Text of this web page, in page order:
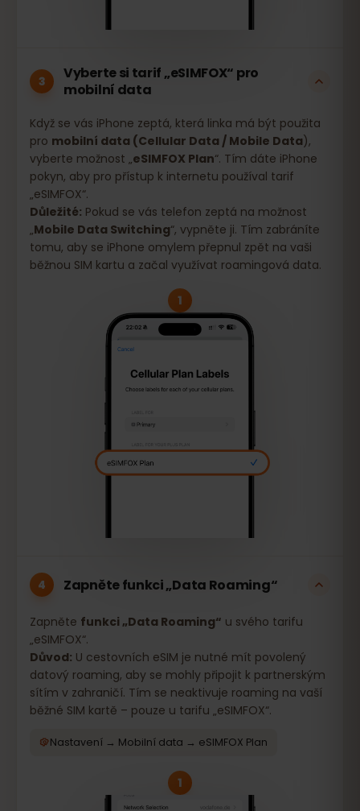
3
Vyberte si tarif „eSIMFOX“ pro
mobilní data
Když se vás iPhone zeptá, která linka má být použita
pro mobilní data (Cellular Data / Mobile Data),
vyberte možnost „eSIMFOX Plan“. Tím dáte iPhone
pokyn, aby pro přístup k internetu používal tarif
„eSIMFOX“.
Důležité: Pokud se vás telefon zeptá na možnost
„Mobile Data Switching“, vypněte ji. Tím zabráníte
tomu, aby se iPhone omylem přepnul zpět na vaši
běžnou SIM kartu a začal využívat roamingová data.
1
4 Zapněte funkci „Data Roaming“
Zapněte funkci „Data Roaming“ u svého tarifu
„eSIMFOX“.
Důvod: U cestovních eSIM je nutné mít povolený
datový roaming, aby se mohly připojit k partnerským
sítím v zahraničí. Tím se neaktivuje roaming na vaší
běžné SIM kartě – pouze u tarifu „eSIMFOX“.
Nastavení → Mobilní data → eSIMFOX Plan
1